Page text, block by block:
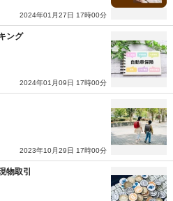
2024年01月27日 17時00分
ング
2024年01月09日 17時00分
2023年10月29日 17時00分
物取引